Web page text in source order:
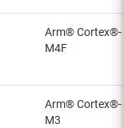
Arm® Cortex®-
M4F
Arm® Cortex®-
M3